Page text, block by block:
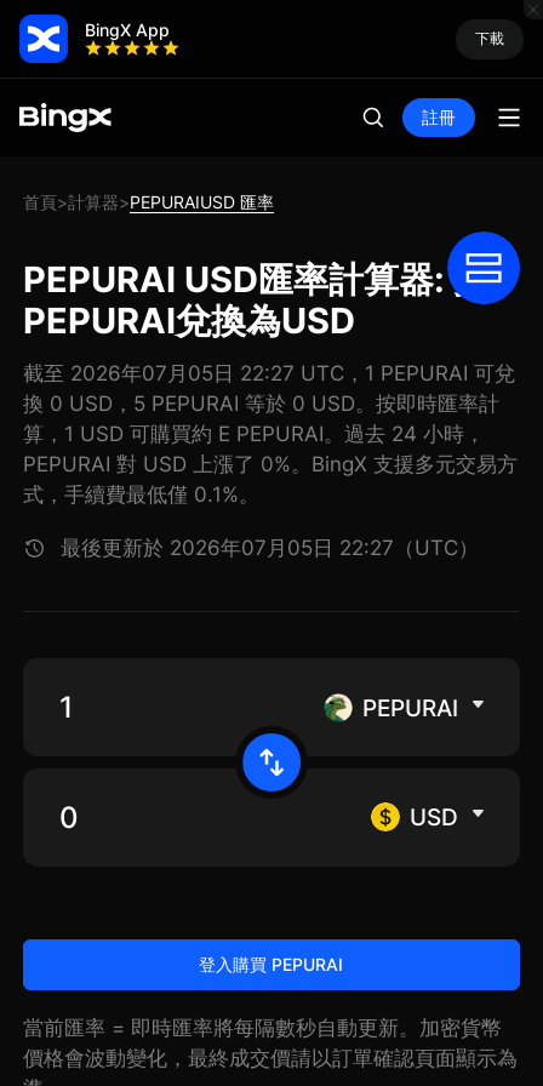
BingX App 下載
註冊
首頁>計算器>PEPURAIUSD 匯率
PEPURAI USD匯率計算器: 把
PEPURAI兌換為USD
截至 2026年07月05日 22:27 UTC，1 PEPURAI 可兌
換 0 USD，5 PEPURAI 等於 0 USD。按即時匯率計
算，1 USD 可購買約 E PEPURAI。過去 24 小時，
PEPURAI 對 USD 上漲了 0%。BingX 支援多元交易方
式，手續費最低僅 0.1%。
最後更新於 2026年07月05日 22:27（UTC）
PEPURAI
USD
登入購買 PEPURAI
當前匯率 = 即時匯率將每隔數秒自動更新。加密貨幣
價格會波動變化，最終成交價請以訂單確認頁面顯示為